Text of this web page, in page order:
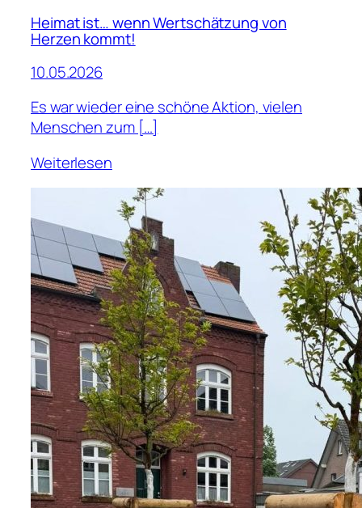
Heimat ist… wenn Wertschätzung von
Herzen kommt!
10.05.2026
Es war wieder eine schöne Aktion, vielen
Menschen zum […]
Weiterlesen